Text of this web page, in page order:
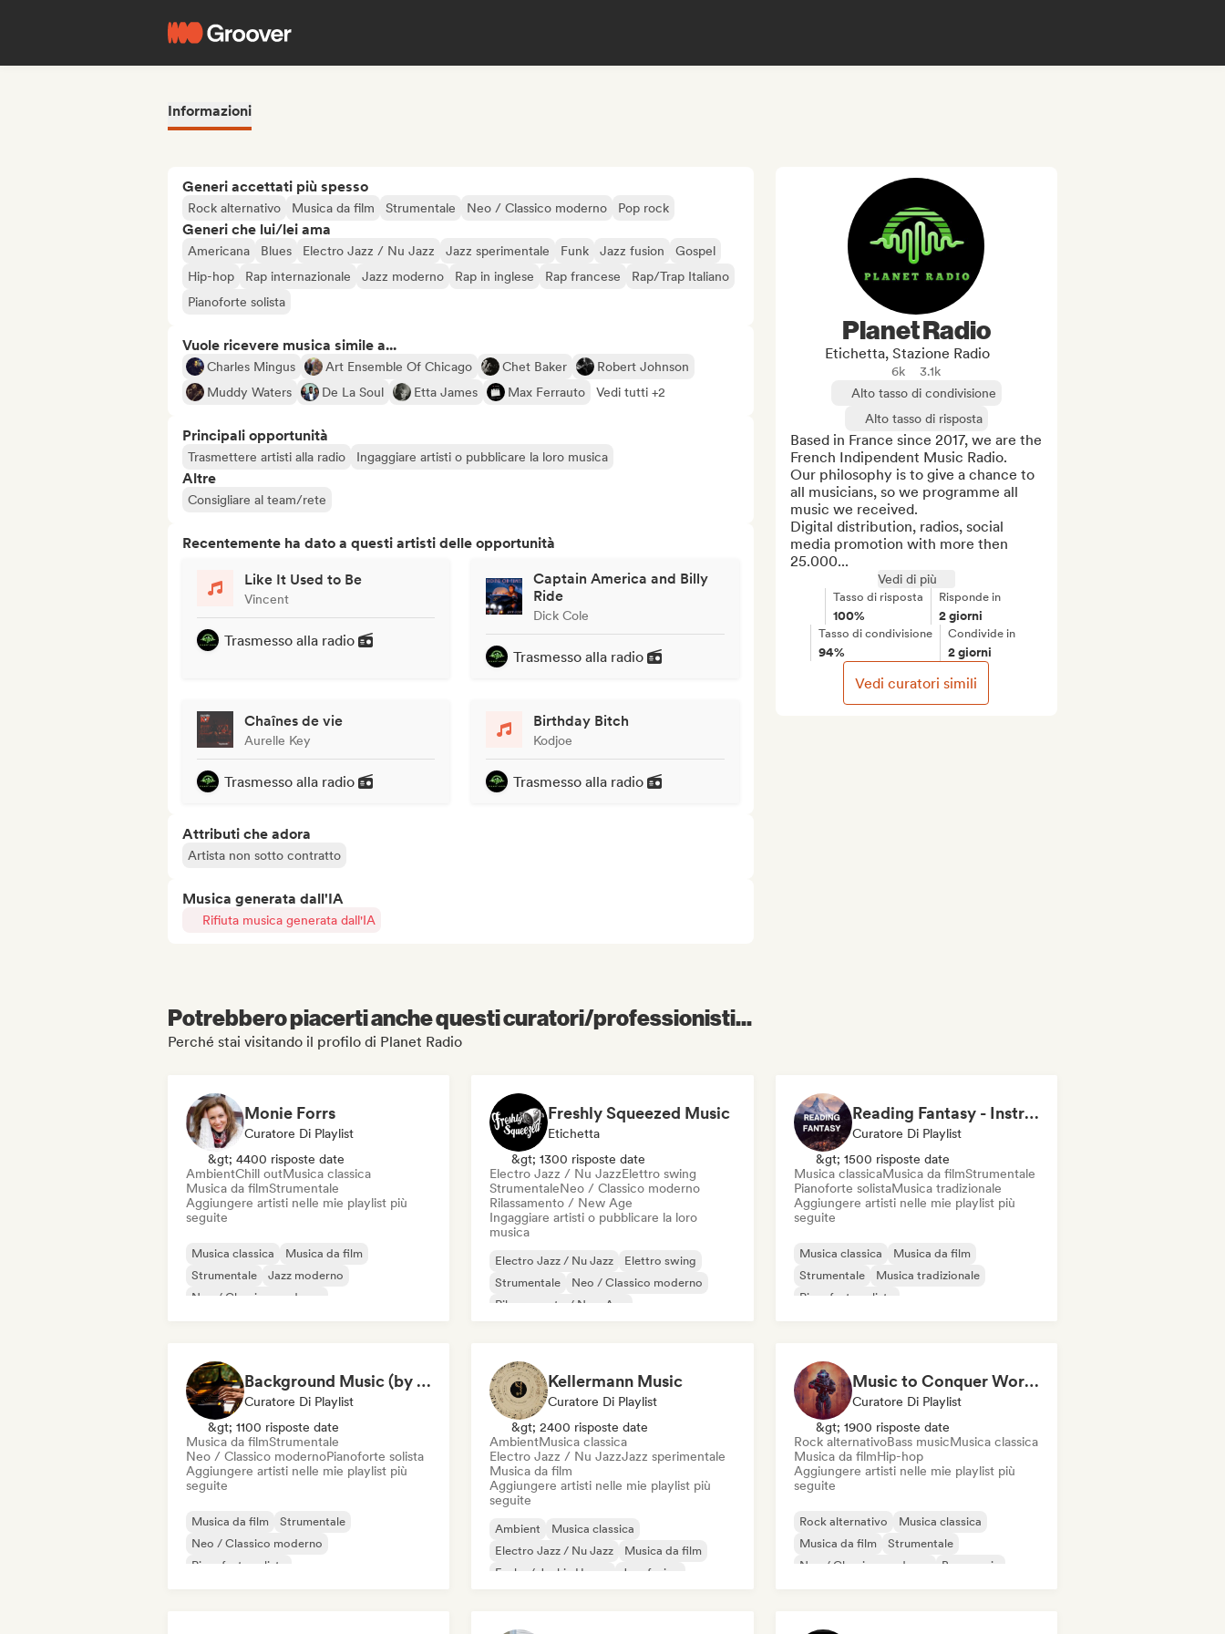
Informazioni
Generi accettati più spesso
Rock alternativo Musica da film Strumentale Neo / Classico moderno Pop rock
Generi che lui/lei ama
Americana Blues Electro Jazz / Nu Jazz Jazz sperimentale Funk Jazz fusion
Gospel
Hip-hop
Rap internazionale Jazz moderno Rap in inglese Rap francese
Rap/Trap Italiano
Pianoforte solista
Vuole ricevere musica simile a...
Charles Mingus Art Ensemble Of Chicago Chet Baker
Robert Johnson
Muddy Waters
De La Soul Etta James Max Ferrauto Vedi tutti +2
Principali opportunità
Trasmettere artisti alla radio Ingaggiare artisti o pubblicare la loro musica
Altre
Consigliare al team/rete
Recentemente ha dato a questi artisti delle opportunità
Like It Used to Be
Vincent
Trasmesso alla radio
Captain America and Billy
Ride
Dick Cole
Trasmesso alla radio
Chaînes de vie
Aurelle Key
Trasmesso alla radio
Birthday Bitch
Kodjoe
Trasmesso alla radio
Attributi che adora
Artista non sotto contratto
Musica generata dall'IA
Rifiuta musica generata dall'IA
Planet Radio
Etichetta, Stazione Radio
6k
3.1k
Alto tasso di condivisione
Alto tasso di risposta
Based in France since 2017, we are the
French Indipendent Music Radio.
Our philosophy is to give a chance to
all musicians, so we programme all
music we received.
Digital distribution, radios, social
media promotion with more then
25.000...
Vedi di più
Tasso di risposta
100%
Risponde in
2 giorni
Tasso di condivisione
94%
Condivide in
2 giorni
Vedi curatori simili
Potrebbero piacerti anche questi curatori/professionisti...
Perché stai visitando il profilo di Planet Radio
Monie Forrs
Curatore Di Playlist
&gt; 4400 risposte date
AmbientChill outMusica classica
Musica da filmStrumentale
Aggiungere artisti nelle mie playlist più
seguite
Musica classica
Musica da film
Strumentale
Jazz moderno
Neo / Classico moderno
Freshly Squeezed Music
Etichetta
&gt; 1300 risposte date
Electro Jazz / Nu JazzElettro swing
StrumentaleNeo / Classico moderno
Rilassamento / New Age
Ingaggiare artisti o pubblicare la loro
musica
Electro Jazz / Nu Jazz
Elettro swing
Strumentale
Neo / Classico moderno
Rilassamento / New Age
Reading Fantasy - Instrumental
Curatore Di Playlist
&gt; 1500 risposte date
Musica classicaMusica da filmStrumentale
Pianoforte solistaMusica tradizionale
Aggiungere artisti nelle mie playlist più
seguite
Musica classica
Musica da film
Strumentale
Musica tradizionale
Pianoforte solista
Background Music (by Pianoman)
Curatore Di Playlist
&gt; 1100 risposte date
Musica da filmStrumentale
Neo / Classico modernoPianoforte solista
Aggiungere artisti nelle mie playlist più
seguite
Musica da film
Strumentale
Neo / Classico moderno
Pianoforte solista
Kellermann Music
Curatore Di Playlist
&gt; 2400 risposte date
AmbientMusica classica
Electro Jazz / Nu JazzJazz sperimentale
Musica da film
Aggiungere artisti nelle mie playlist più
seguite
Ambient
Musica classica
Electro Jazz / Nu Jazz
Musica da film
Funky / Jackin House
Jazz fusion
Music to Conquer Worlds To ⚔️ Epic Orchestral, Cinematic & Trailer Music
Curatore Di Playlist
&gt; 1900 risposte date
Rock alternativoBass musicMusica classica
Musica da filmHip-hop
Aggiungere artisti nelle mie playlist più
seguite
Rock alternativo
Musica classica
Musica da film
Strumentale
Neo / Classico moderno
Bass music